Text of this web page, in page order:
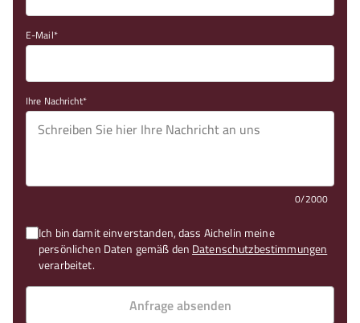
E-Mail
Ihre Nachricht
0/2000
Ich bin damit einverstanden, dass Aichelin meine
persönlichen Daten gemäß den Datenschutzbestimmungen
verarbeitet.
Anfrage absenden